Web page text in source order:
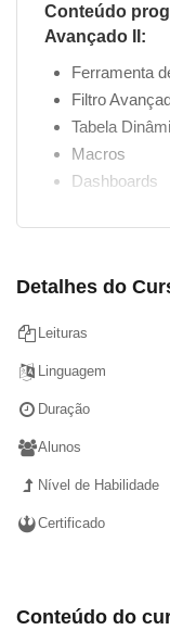
Conteúdo
Avançado II:
Ferramenta
Filtro
Tabela
Macros
Dashboards
Detalhes do
Leituras
Linguagem
Duração
Alunos
Nível de Habilidade
Certificado
Conteúdo do